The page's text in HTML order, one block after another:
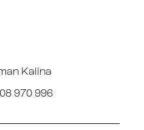
Kalina
970 996